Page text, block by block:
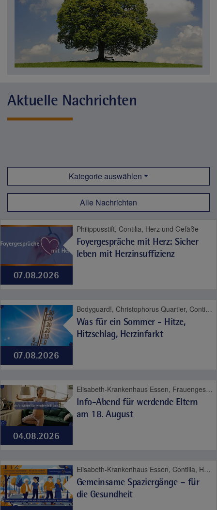
Aktuelle Nachrichten
Kategorie auswählen
Alle Nachrichten
07.08.2026
Philippusstift, Contilia, Herz und Gefäße
Foyergespräche mit Herz: Sicher
leben mit Herzinsuffizienz
07.08.2026
Bodyguard!, Christophorus Quartier, Contilia Herz- und Gefäßzentrum, Contilia Institut für Psychosoziale Medizin, Contilia Klinik Management, Contilia Pflege und Betreuung, Contilia Zentrum für Arbeitsmedizin und Gesundheitsmanagement, Contilia Zentrum für Krankenhaushygiene, CTR Huttrop, Elisabeth-Krankenhaus Essen, Emmaus Quartier, Engelbertus Quartier, Fachklinik Kamillushaus Heidhausen, Franziskushaus, Franziskus Quartier, Geriatrie-Zentrum Haus Berge, Gesundheitspark Altenessen, Haus Berge, Haus Berge Quartier, Hildegardis Quartier, Katholisches Familienzentrum und Kindergarten Auf den Hufen, Kängurus - Ambulante Kinderkrankenpflege, Katholische Kliniken Ruhrhalbinsel, Kita St. Theresia, Laurentius Quartier, Maria Frieden Quartier, Martin Luther Quartier, MVZ Contilia GmbH, Philippusstift, Praxis am Grillo-Theater, Raphaelhaus, SPORTZ - Medizinisches Gerätetraining, Sportz Am Uhlenkrug, St. Andreas Quartier, St. Elisabeth-Krankenhaus Niederwenigern, St. Elisabeth Quartier, St. Josef-Krankenhaus Kupferdreh, St. Josef Quartier, St. Marien-Hospital Mülheim an der Ruhr, St. Marien Quartier, Stationäre Reha Sucht, Theaterpassage, Therapie und Reha Kupferdreh, Wohnanlage St. Anna-Stift
Was für ein Sommer - Hitze,
Hitzschlag, Herzinfarkt
04.08.2026
Elisabeth-Krankenhaus Essen, Frauengesundheit, Geburt
Info-Abend für werdende Eltern
am 18. August
Elisabeth-Krankenhaus Essen, Contilia, Herz und Gefäße
Gemeinsame Spaziergänge – für
die Gesundheit